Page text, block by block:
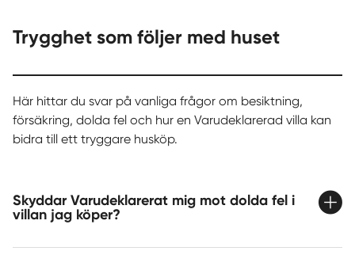
Trygghet som följer med huset
Här hittar du svar på vanliga frågor om besiktning,
försäkring, dolda fel och hur en Varudeklarerad villa kan
bidra till ett tryggare husköp.
Skyddar Varudeklarerat mig mot dolda fel i
villan jag köper?